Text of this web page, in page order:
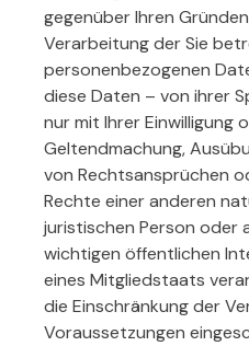
gegenüber Ihren
Verarbeitung der Sie
personenbezogenen
diese Daten – von ihrer
nur mit Ihrer Einwilligung
Geltendmachung,
von Rechtsansprüchen
Rechte einer anderen
juristischen Person oder
wichtigen öffentlichen
eines Mitgliedstaats
die Einschränkung der
Voraussetzungen